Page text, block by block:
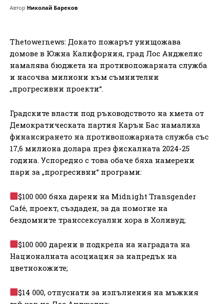
Автор Николай Бареков
Thetowernews: Докато пожарът унищожава
домове в Южна Калифорния, град Лос Анджелис
намалява бюджета на противопожарната служба
и насочва милиони към съмнителни
„прогресивни проекти“.
Градските власти под ръководството на кмета от
Демократическата партия Карън Бас намалиха
финансирането на противопожарната служба със
17,6 милиона долара през фискалната 2024-25
година. Успоредно с това обаче бяха намерени
пари за „прогресивни“ програми:
$100 000 бяха дарени на Midnight Transgender
Café, проект, създаден, за да помогне на
бездомните транссексуални хора в Холивуд;
$100 000 дарени в подкрепа на наградата на
Националната асоциация за напредък на
цветнокожите;
$14 000, отпуснати за изпълнения на мъжкия